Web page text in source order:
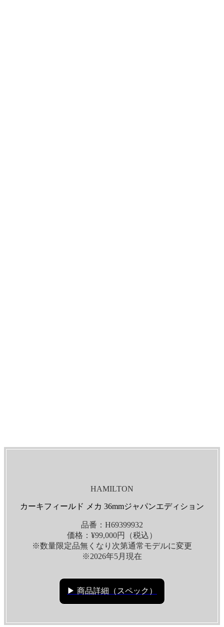
HAMILTON
カーキフィールド メカ 36mmジャパンエディション
品番：H69399932
価格：¥99,000円（税込）
※数量限定品無くなり次第通常モデルに変更
※2026年5月現在
▶ 商品詳細（スペック）